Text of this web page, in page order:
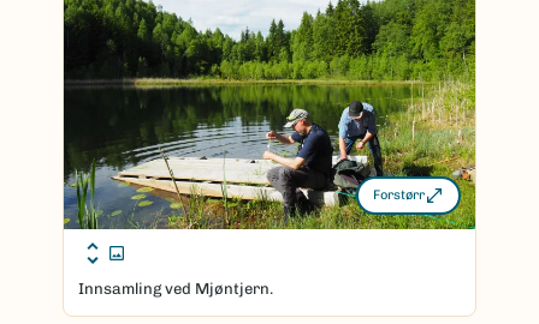
Forstørr
Innsamling ved Mjøntjern.